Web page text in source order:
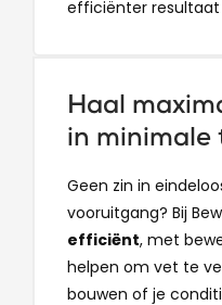
efficiënter resultaat
Haal
in minimale
Geen zin in
vooruitgang? Bij
efficiënt, met
helpen om vet te
bouwen of je